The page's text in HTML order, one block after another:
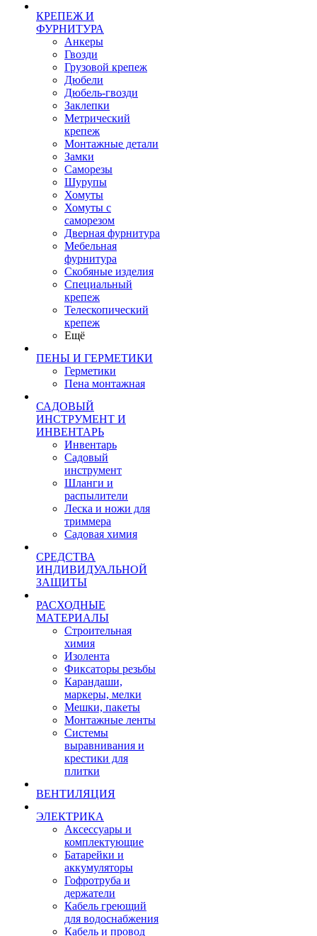
КРЕПЕЖ И
ФУРНИТУРА
Анкеры
Гвозди
Грузовой крепеж
Дюбели
Дюбель-гвозди
Заклепки
Метрический
крепеж
Монтажные детали
Замки
Саморезы
Шурупы
Хомуты
Хомуты с
саморезом
Дверная фурнитура
Мебельная
фурнитура
Скобяные изделия
Специальный
крепеж
Телескопический
крепеж
Ещё
ПЕНЫ И ГЕРМЕТИКИ
Герметики
Пена монтажная
САДОВЫЙ
ИНСТРУМЕНТ И
ИНВЕНТАРЬ
Инвентарь
Садовый
инструмент
Шланги и
распылители
Леска и ножи для
триммера
Садовая химия
СРЕДСТВА
ИНДИВИДУАЛЬНОЙ
ЗАЩИТЫ
РАСХОДНЫЕ
МАТЕРИАЛЫ
Строительная
химия
Изолента
Фиксаторы резьбы
Карандаши,
маркеры, мелки
Мешки, пакеты
Монтажные ленты
Системы
выравнивания и
крестики для
плитки
ВЕНТИЛЯЦИЯ
ЭЛЕКТРИКА
Аксессуары и
комплектующие
Батарейки и
аккумуляторы
Гофротруба и
держатели
Кабель греющий
для водоснабжения
Кабель и провод